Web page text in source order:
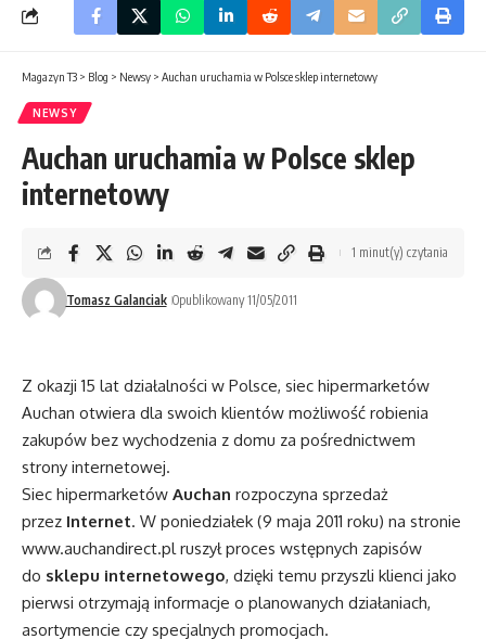
Magazyn T3 > Blog > Newsy > Auchan uruchamia w Polsce sklep internetowy
NEWSY
Auchan uruchamia w Polsce sklep
internetowy
Tomasz Galanciak Opublikowany 11/05/2011
1 minut(y) czytania
Z okazji 15 lat działalności w Polsce, siec hipermarketów
Auchan otwiera dla swoich klientów możliwość robienia
zakupów bez wychodzenia z domu za pośrednictwem
strony internetowej.
Siec hipermarketów Auchan rozpoczyna sprzedaż
przez Internet. W poniedziałek (9 maja 2011 roku) na stronie
www.auchandirect.pl ruszył proces wstępnych zapisów
do sklepu internetowego, dzięki temu przyszli klienci jako
pierwsi otrzymają informacje o planowanych działaniach,
asortymencie czy specjalnych promocjach.